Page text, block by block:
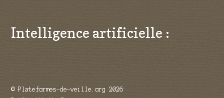
Intelligence artificielle :
© Plateformes-de-veille.org 2026